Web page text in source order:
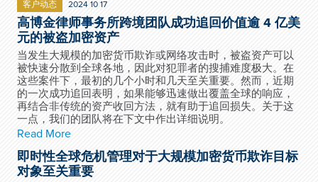
客户动态 2024 10 17
高博金律师事务所跨境团队成功追回价值逾 4 亿美
元的被盗加密资产
当发生大规模的加密货币欺诈或网络攻击时，被盗资产可以
被快速分散到全球各地，因此对犯罪者的搜捕难度极大。在
这些案件下，最初的几个小时和几天至关重要。然而，近期
的一次成功追回表明，如果能够迅速做出覆盖全球的响应，
再结合非传统的资产收回方法，就有助于追回损失。关于这
一点，我们的团队将在下文中作出详细说明。
Read More
即时性全球危机管理对于大规模加密货币欺诈目标
对象至关重要